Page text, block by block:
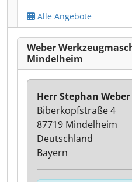
Alle Angebote
Weber
Mindelheim
Herr Stephan Weber
Biberkopfstraße 4
87719 Mindelheim
Deutschland
Bayern